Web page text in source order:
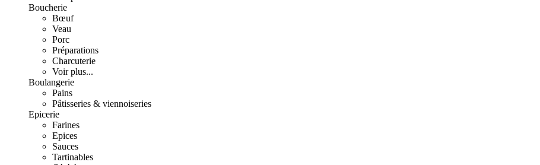
Boucherie
Bœuf
Veau
Porc
Préparations
Charcuterie
Voir plus...
Boulangerie
Pains
Pâtisseries & viennoiseries
Epicerie
Farines
Epices
Sauces
Tartinables